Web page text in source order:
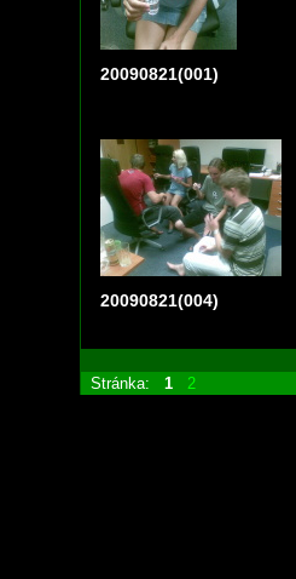
20090821(001)
20090821(004)
Stránka: 1 2